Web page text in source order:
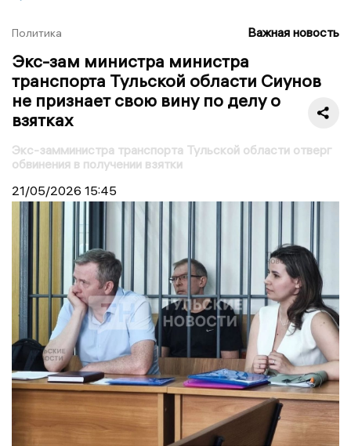
Политика Важная новость
Экс-зам министра министра
транспорта Тульской области Сиунов
не признает свою вину по делу о
взятках
Экс-замминистра транспорта Тульской области отверг
обвинения в получении взятки
21/05/2026 15:45